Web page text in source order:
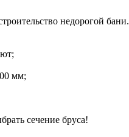
недорогой бани.
мм;
сечение бруса!